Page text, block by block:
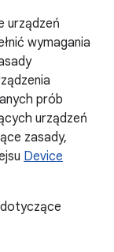
urządzeń
wymagania
prób
urządzeń
zasady,
Device